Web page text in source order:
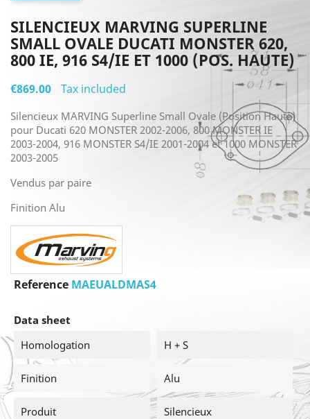
SILENCIEUX MARVING SUPERLINE
SMALL OVALE DUCATI MONSTER 620,
800 IE, 916 S4/IE ET 1000 (POS. HAUTE)
€869.00 Tax included
Silencieux MARVING Superline Small Ovale (Position Haute)
pour Ducati 620 MONSTER 2002-2006, 800 MONSTER IE
2003-2004, 916 MONSTER S4/IE 2001-2004 et 1000 MONSTER
2003-2005
Vendus par paire
Finition Alu
Reference MAEUALDMAS4
Data sheet
Homologation
H + S
Finition Alu
Produit Silencieux